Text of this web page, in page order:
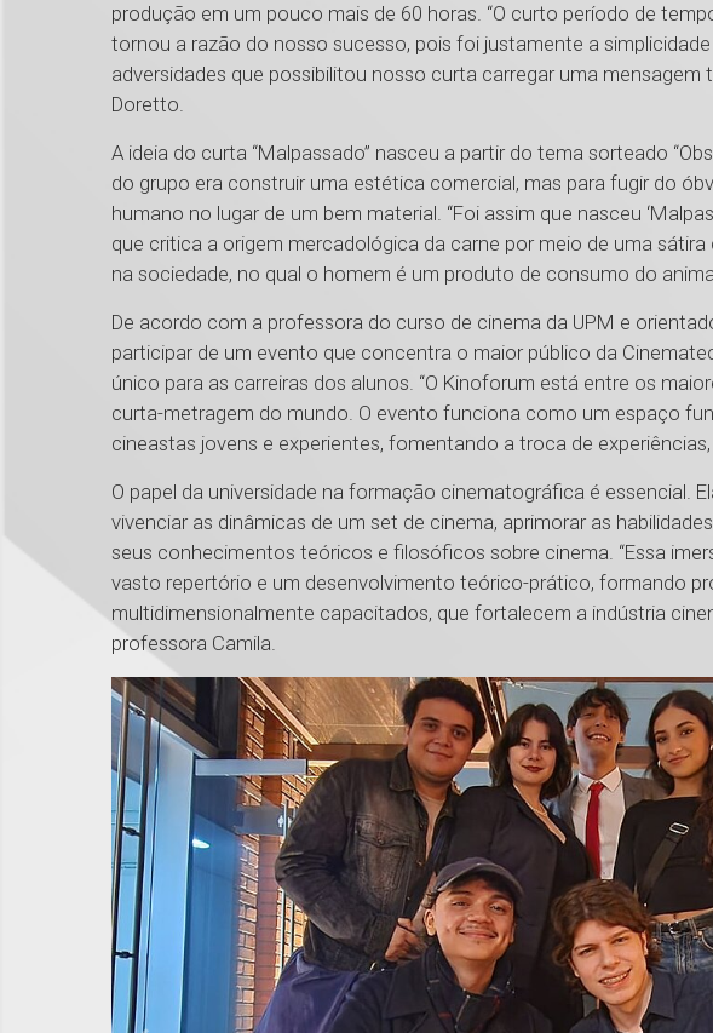
produção em um pouco mais de 60 horas. “O curto período de
tornou a razão do nosso sucesso, pois foi justamente a
adversidades que possibilitou nosso curta carregar uma
Doretto.
A ideia do curta “Malpassado” nasceu a partir do tema sorteado
do grupo era construir uma estética comercial, mas para fugir do
humano no lugar de um bem material. “Foi assim que nasceu
que critica a origem mercadológica da carne por meio de uma
na sociedade, no qual o homem é um produto de consumo do
De acordo com a professora do curso de cinema da UPM e
participar de um evento que concentra o maior público da
único para as carreiras dos alunos. “O Kinoforum está entre os
curta-metragem do mundo. O evento funciona como um espaço
cineastas jovens e experientes, fomentando a troca de
O papel da universidade na formação cinematográfica é essencial.
vivenciar as dinâmicas de um set de cinema, aprimorar as
seus conhecimentos teóricos e filosóficos sobre cinema. “Essa
vasto repertório e um desenvolvimento teórico-prático, formando
multidimensionalmente capacitados, que fortalecem a indústria
professora Camila.